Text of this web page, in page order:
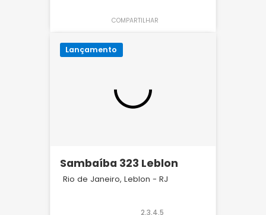
COMPARTILHAR
Lançamento
Sambaíba 323 Leblon
Rio de Janeiro, Leblon - RJ
2,3,4,5